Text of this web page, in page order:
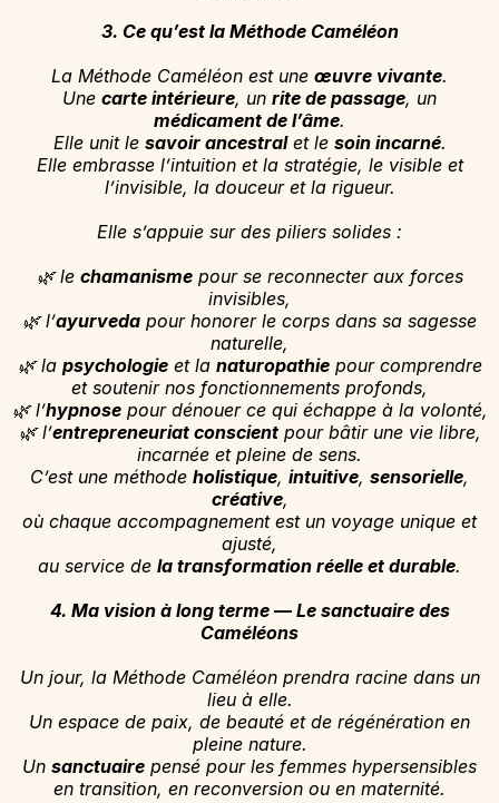
3. Ce qu’est la Méthode Caméléon
La Méthode Caméléon est une œuvre vivante.
Une carte intérieure, un rite de passage, un
médicament de l’âme.
Elle unit le savoir ancestralet le soin incarné.
Elle embrasse l’intuition et la stratégie, le visible et
l’invisible, la douceur et la rigueur.
Elle s’appuie sur des piliers solides :
🌿 le chamanismepour se reconnecter aux forces
invisibles,
🌿 l’ayurveda pour honorer le corps dans sa sagesse
naturelle,
🌿 la psychologieet la naturopathiepour comprendre
et soutenir nos fonctionnements profonds,
🌿 l’hypnosepour dénouer ce qui échappe à la volonté,
🌿 l’entrepreneuriat conscientpour bâtir une vie libre,
incarnée et pleine de sens.
C’est une méthode holistique, intuitive, sensorielle,
créative,
où chaque accompagnement est un voyage unique et
ajusté,
au service de la transformation réelle et durable.
4. Ma vision à long terme — Le sanctuaire des
Caméléons
Un jour, la Méthode Caméléon prendra racine dans un
lieu à elle.
Un espace de paix, de beauté et de régénération en
pleine nature.
Un sanctuaire pensé pour les femmes hypersensibles
en transition, en reconversion ou en maternité.